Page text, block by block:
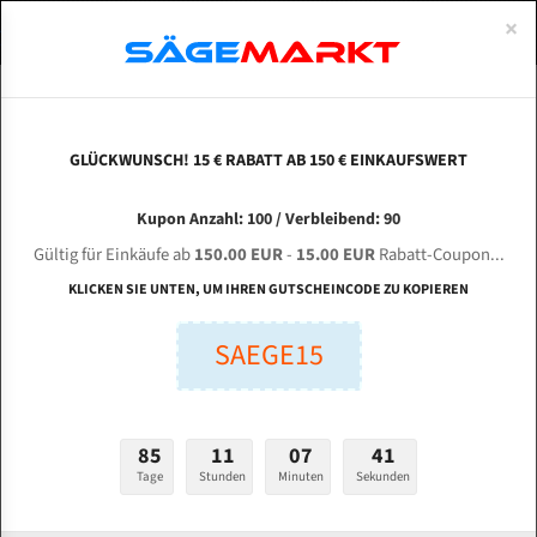
LESTHER F2-360 für 4430 mm Bi-Metall
Bandsägeblätter
Länge (mm):
Stärken + Zahnteilung:
mm
ABOUTS
ENGLISH
Bi-Metall Meterware
Fleischerei Bandsägeblätter
Bandmesser Glatt Meterware
Konvex Meterware
×
GLÜCKWUNSCH! 15 € RABATT AB 150 € EINKAUFSWERT
Kupon Anzahl: 100 / Verbleibend: 90
Gültig für Einkäufe ab150.00 EUR- 15.00 EURRabatt-Coupon...
KLICKEN SIE UNTEN, UM IHREN GUTSCHEINCODE ZU KOPIEREN
SAEGE15
85
Tage
11
Stunden
07
Minuten
40
Sekunden